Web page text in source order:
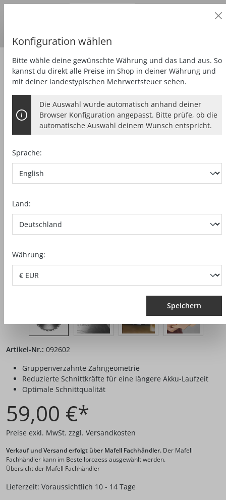
Zubehör Werkzeug
SÄGEBLATT KSB-WU160 GT
HW, 160 x 1,8 x 20mm, Z28-4, 3WZ/FZ,
Artikel-Nr.: 092602
Gruppenverzahnte Zahngeometrie
Reduzierte Schnittkräfte für eine längere Akku-Laufzeit
Optimale Schnittqualität
59,00 €*
Preise exkl. MwSt. zzgl. Versandkosten
Verkauf und Versand erfolgt über Mafell Fachhändler. Der Mafell
Fachhändler kann im Bestellprozess ausgewählt werden.
Übersicht der Mafell Fachhändler
Lieferzeit: Voraussichtlich 10 - 14 Tage
Konfiguration wählen
Bitte wähle deine gewünschte Währung und das Land aus. So
kannst du direkt alle Preise im Shop in deiner Währung und
mit deiner landestypischen Mehrwertsteuer sehen.
Die Auswahl wurde automatisch anhand deiner
Browser Konfiguration angepasst. Bitte prüfe, ob die
automatische Auswahl deinem Wunsch entspricht.
Sprache:
Land:
Währung:
Speichern